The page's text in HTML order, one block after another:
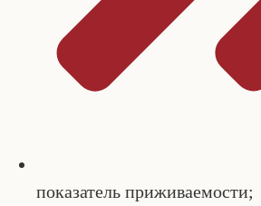
показатель приживаемости;